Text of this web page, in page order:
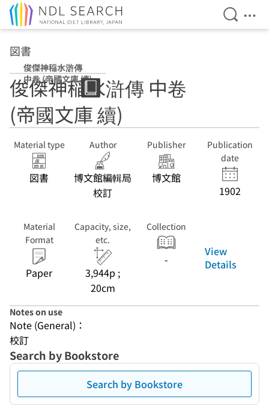
Open
図書
俊傑神稲水滸傳
中卷 (帝國文庫 續)
俊傑神稲水滸傳 中卷
(帝國文庫 續)
Material type
図書
Author
博文館編輯局
校訂
Publisher
博文館
Publication
date
1902
Material
Format
Paper
Capacity, size,
etc.
3,944p ;
20cm
Collection
-
View
Details
Notes on use
Note (General)：
校訂
Search by Bookstore
Search by Bookstore